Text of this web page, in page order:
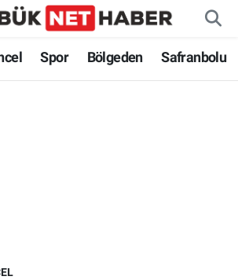
Spor Bölgeden Safranbolu